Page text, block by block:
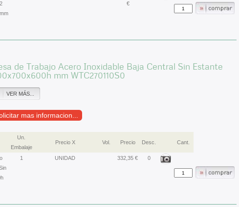
€
de Trabajo Acero Inoxidable Baja Central Sin Estante
mm WTC270110S0
VER MÁS...
mas informacion...
Un.
Embalaje
Precio X Vol. Precio Desc. Cant.
1 UNIDAD 332,35 € 0